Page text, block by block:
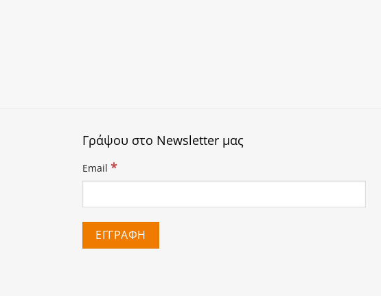
Γράψου στο Newsletter μας
Email *